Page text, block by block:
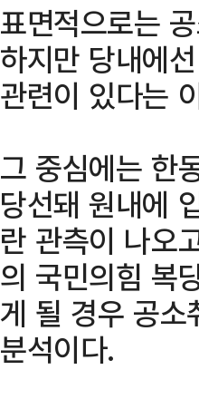
표면적으로는
하지만 당내에
관련이 있다는
그 중심에는 한
당선돼 원내에
란 관측이 나오
의 국민의힘 복
게 될 경우 공소
분석이다.